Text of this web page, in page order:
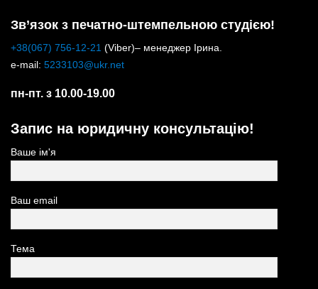
Зв’язок з печатно-штемпельною студією!
+38(067) 756-12-21 (Viber)– менеджер Ірина.
e-mail: 5233103@ukr.net
пн-пт. з 10.00-19.00
Запис на юридичну консультацію!
Ваше ім'я
Ваш email
Тема